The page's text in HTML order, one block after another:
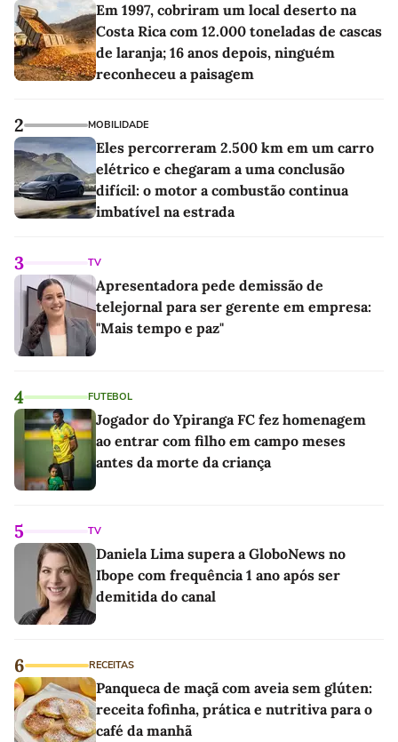
Em 1997, cobriram um local deserto na
Costa Rica com 12.000 toneladas de cascas
de laranja; 16 anos depois, ninguém
reconheceu a paisagem
2 MOBILIDADE
Eles percorreram 2.500 km em um carro
elétrico e chegaram a uma conclusão
difícil: o motor a combustão continua
imbatível na estrada
3 TV
Apresentadora pede demissão de
telejornal para ser gerente em empresa:
"Mais tempo e paz"
4 FUTEBOL
Jogador do Ypiranga FC fez homenagem
ao entrar com filho em campo meses
antes da morte da criança
5 TV
Daniela Lima supera a GloboNews no
Ibope com frequência 1 ano após ser
demitida do canal
6 RECEITAS
Panqueca de maçã com aveia sem glúten:
receita fofinha, prática e nutritiva para o
café da manhã